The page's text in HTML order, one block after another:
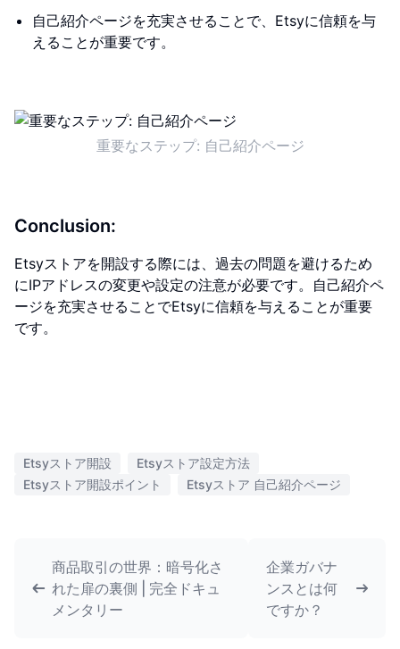
自己紹介ページを充実させることで、Etsyに信頼を与
えることが重要です。
重要なステップ: 自己紹介ページ
Conclusion:
Etsyストアを開設する際には、過去の問題を避けるため
にIPアドレスの変更や設定の注意が必要です。自己紹介ペ
ージを充実させることでEtsyに信頼を与えることが重要
です。
Etsyストア開設
Etsyストア設定方法
Etsyストア開設ポイント
Etsyストア 自己紹介ページ
商品取引の世界：暗号化さ
れた扉の裏側 | 完全ドキュ
メンタリー
企業ガバナ
ンスとは何
ですか？